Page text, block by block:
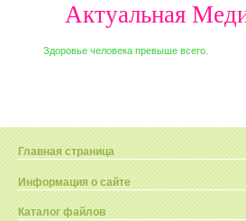
Актуальная
Здоровье человека превыше всего.
Главная страница
Информация о сайте
Каталог файлов